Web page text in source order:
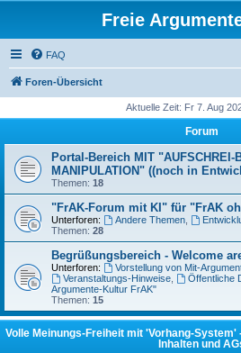
Freie
FAQ
Foren-Übersicht
Aktuelle Zeit: Fr 7. Aug
Forum
Portal-Bereich MIT "AUFSCHREI-
MANIPULATION" ((noch in
Themen: 18
"FrAK-Forum mit KI" für "FrAK
Unterforen: Andere Themen,
Themen: 28
Begrüßungsbereich - Welcome
Unterforen: Vorstellung von Mit-
Veranstaltungs-Hinweise,
Öffentliche
Argumente-Kultur FrAK"
Themen: 15
Volle Meinungs-Freiheit mit 'Vorhang-
Inhalten und